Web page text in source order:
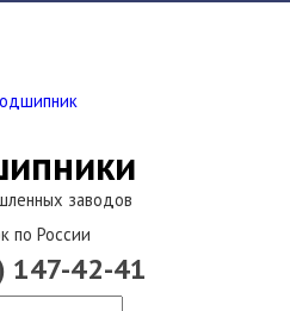
заводов
по России
147-42-41